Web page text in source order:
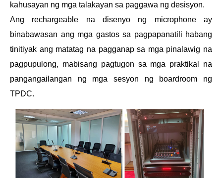
kahusayan ng mga talakayan sa paggawa ng desisyon.
Ang rechargeable na disenyo ng microphone ay
binabawasan ang mga gastos sa pagpapanatili habang
tinitiyak ang matatag na pagganap sa mga pinalawig na
pagpupulong, mabisang pagtugon sa mga praktikal na
pangangailangan ng mga sesyon ng boardroom ng
TPDC.